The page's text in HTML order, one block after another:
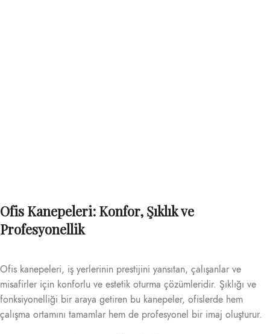
Ofis Kanepeleri: Konfor, Şıklık ve
Profesyonellik
Ofis kanepeleri, iş yerlerinin prestijini yansıtan, çalışanlar ve
misafirler için konforlu ve estetik oturma çözümleridir. Şıklığı ve
fonksiyonelliği bir araya getiren bu kanepeler, ofislerde hem
çalışma ortamını tamamlar hem de profesyonel bir imaj oluşturur.